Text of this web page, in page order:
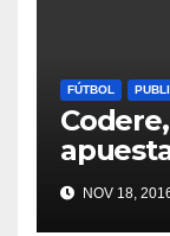
FÚTBOL
NOV 18,